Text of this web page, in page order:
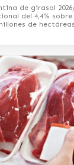
de girasol
del 4,4%
de